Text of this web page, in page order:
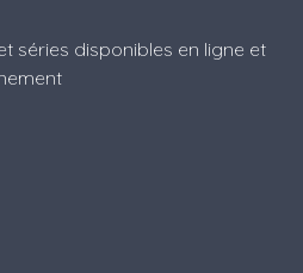
séries disponibles en ligne et